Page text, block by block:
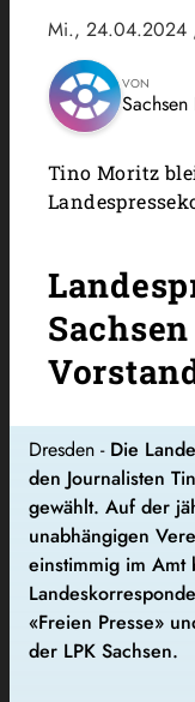
Mi., 24.04.2024
VON
Sachsen
Tino Moritz
Dresden - Die
den Journalisten
gewählt. Auf der
unabhängigen
einstimmig im Amt
«Freien Presse»
der LPK Sachsen.